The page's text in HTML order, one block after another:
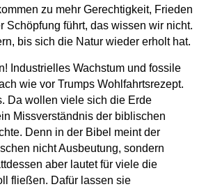
zu mehr Gerechtigkeit, Frieden
Schöpfung führt, das wissen wir nicht.
bis sich die Natur wieder erholt hat.
Industrielles Wachstum und fossile
wie vor Trumps Wohlfahrtsrezept.
Da wollen viele sich die Erde
Missverständnis der biblischen
Denn in der Bibel meint der
nicht Ausbeutung, sondern
aber lautet für viele die
fließen. Dafür lassen sie